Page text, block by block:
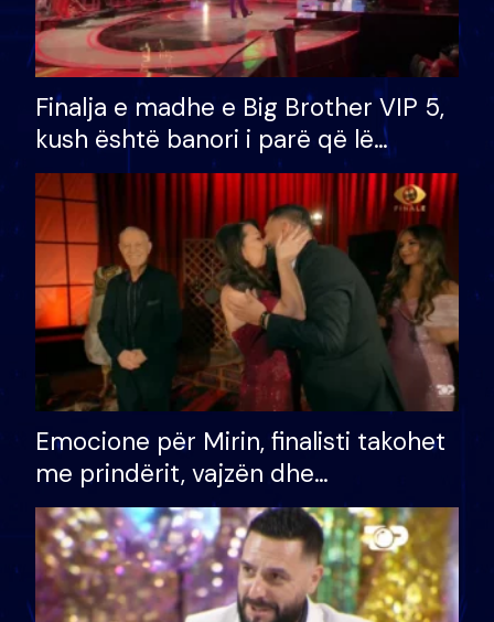
Finalja e madhe e Big Brother VIP 5,
kush është banori i parë që lë
shtëpinë dhe humb mundësinë për
të fituar çmimin e madh
Emocione për Mirin, finalisti takohet
me prindërit, vajzën dhe
bashkëshorten: S’kemi ndonjë letër
divorci apo jo?